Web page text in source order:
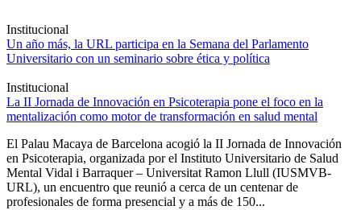
Institucional
Un año más, la URL participa en la Semana del Parlamento
Universitario con un seminario sobre ética y política
Institucional
La II Jornada de Innovación en Psicoterapia pone el foco en la
mentalización como motor de transformación en salud mental
El Palau Macaya de Barcelona acogió la II Jornada de Innovación
en Psicoterapia, organizada por el Instituto Universitario de Salud
Mental Vidal i Barraquer – Universitat Ramon Llull (IUSMVB-
URL), un encuentro que reunió a cerca de un centenar de
profesionales de forma presencial y a más de 150...